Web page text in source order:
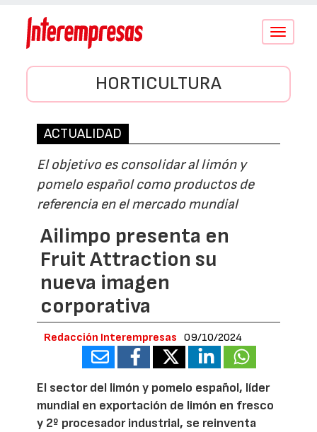
Conmutar
HORTICULTURA
ACTUALIDAD
El objetivo es consolidar al limón y
pomelo español como productos de
referencia en el mercado mundial
Ailimpo presenta en
Fruit Attraction su
nueva imagen
corporativa
Redacción Interempresas 09/10/2024
El sector del limón y pomelo español, líder
mundial en exportación de limón en fresco
y 2º procesador industrial, se reinventa